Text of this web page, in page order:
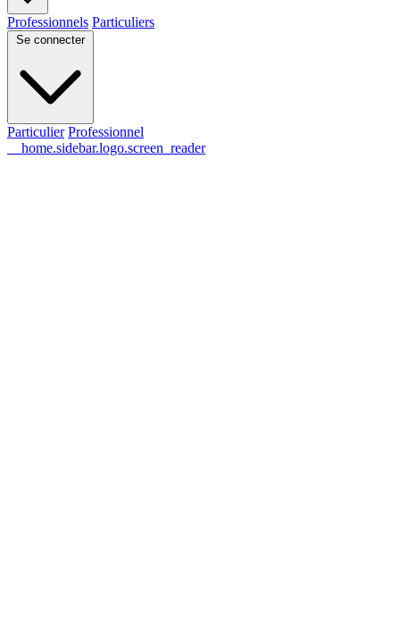
Professionnels Particuliers
Se connecter
Particulier Professionnel
__home.sidebar.logo.screen_reader